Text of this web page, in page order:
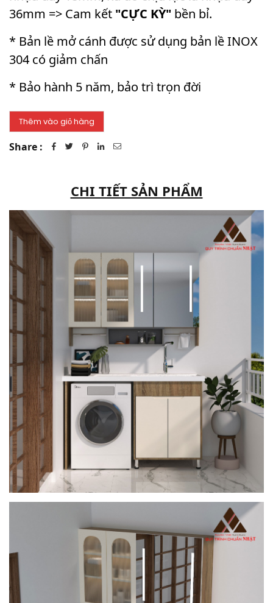
36mm => Cam kết "CỰC KỲ" bền bỉ.
* Bản lề mở cánh được sử dụng bản lề INOX
304 có giảm chấn
* Bảo hành 5 năm, bảo trì trọn đời
Share :
CHI TIẾT SẢN PHẨM